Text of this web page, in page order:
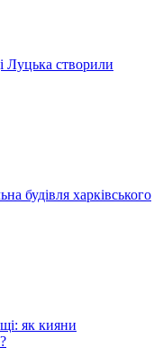
Луцька створили
будівля харківського
як кияни